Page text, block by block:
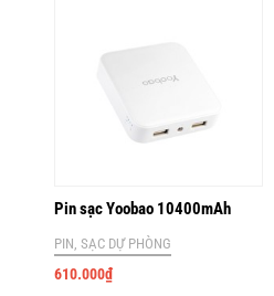
Pin sạc Yoobao 10400mAh
PIN, SẠC DỰ PHÒNG
610.000₫